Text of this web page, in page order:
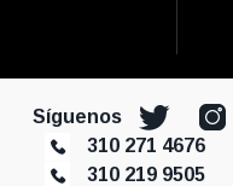
Síguenos
310 271 4676
310 219 9505